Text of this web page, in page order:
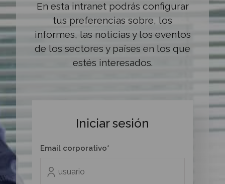
En esta intranet podrás configurar
tus preferencias sobre, los
informes, las noticias y los eventos
de los sectores y países en los que
estés interesados.
Iniciar sesión
Email corporativo*